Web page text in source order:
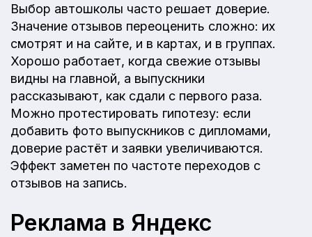
Выбор автошколы часто решает доверие.
Значение отзывов переоценить сложно: их
смотрят и на сайте, и в картах, и в группах.
Хорошо работает, когда свежие отзывы
видны на главной, а выпускники
рассказывают, как сдали с первого раза.
Можно протестировать гипотезу: если
добавить фото выпускников с дипломами,
доверие растёт и заявки увеличиваются.
Эффект заметен по частоте переходов с
отзывов на запись.
Реклама в Яндекс